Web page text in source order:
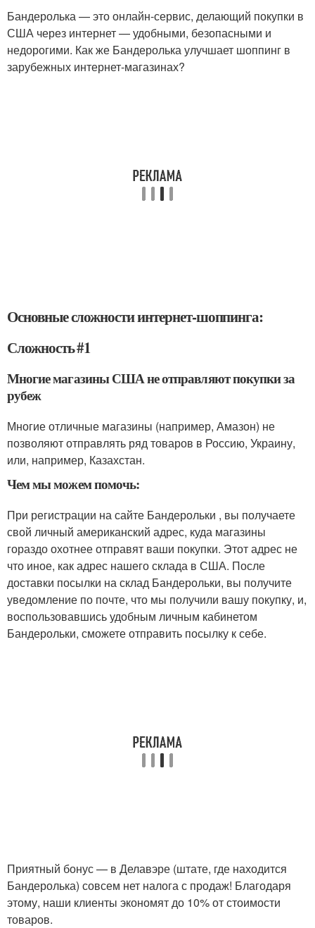
Бандеролька — это онлайн-сервис, делающий покупки в
США через интернет — удобными, безопасными и
недорогими. Как же Бандеролька улучшает шоппинг в
зарубежных интернет-магазинах?
Основные сложности интернет-шоппинга:
Сложность #1
Многие магазины США не отправляют покупки за
рубеж
Многие отличные магазины (например, Амазон) не
позволяют отправлять ряд товаров в Россию, Украину,
или, например, Казахстан.
Чем мы можем помочь:
При регистрации на сайте Бандерольки , вы получаете
свой личный американский адрес, куда магазины
гораздо охотнее отправят ваши покупки. Этот адрес не
что иное, как адрес нашего склада в США. После
доставки посылки на склад Бандерольки, вы получите
уведомление по почте, что мы получили вашу покупку, и,
воспользовавшись удобным личным кабинетом
Бандерольки, сможете отправить посылку к себе.
Приятный бонус — в Делавэре (штате, где находится
Бандеролька) совсем нет налога с продаж! Благодаря
этому, наши клиенты экономят до 10% от стоимости
товаров.